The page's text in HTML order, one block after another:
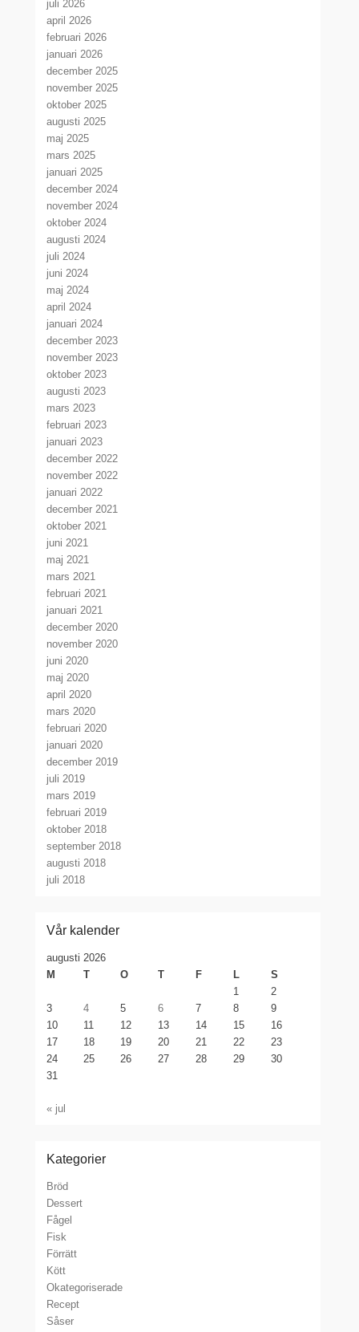
juli 2026
april 2026
februari 2026
januari 2026
december 2025
november 2025
oktober 2025
augusti 2025
maj 2025
mars 2025
januari 2025
december 2024
november 2024
oktober 2024
augusti 2024
juli 2024
juni 2024
maj 2024
april 2024
januari 2024
december 2023
november 2023
oktober 2023
augusti 2023
mars 2023
februari 2023
januari 2023
december 2022
november 2022
januari 2022
december 2021
oktober 2021
juni 2021
maj 2021
mars 2021
februari 2021
januari 2021
december 2020
november 2020
juni 2020
maj 2020
april 2020
mars 2020
februari 2020
januari 2020
december 2019
juli 2019
mars 2019
februari 2019
oktober 2018
september 2018
augusti 2018
juli 2018
Vår kalender
augusti 2026
M
T O T F L
S
1
2
3
4 5 6 7 8
9
10
11 12 13 14 15
16
17
18 19 20 21 22
23
24
25 26 27 28 29
30
31
« jul
Kategorier
Bröd
Dessert
Fågel
Fisk
Förrätt
Kött
Okategoriserade
Recept
Såser